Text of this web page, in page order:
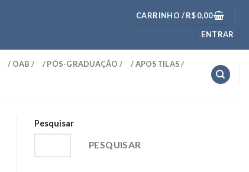
CARRINHO /R$0,00
ENTRAR
/ OAB / / PÓS-GRADUAÇÃO / / APOSTILAS /
Pesquisar
PESQUISAR